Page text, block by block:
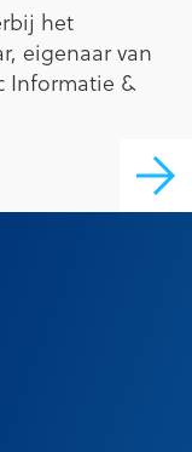
het
eigenaar van
Informatie &